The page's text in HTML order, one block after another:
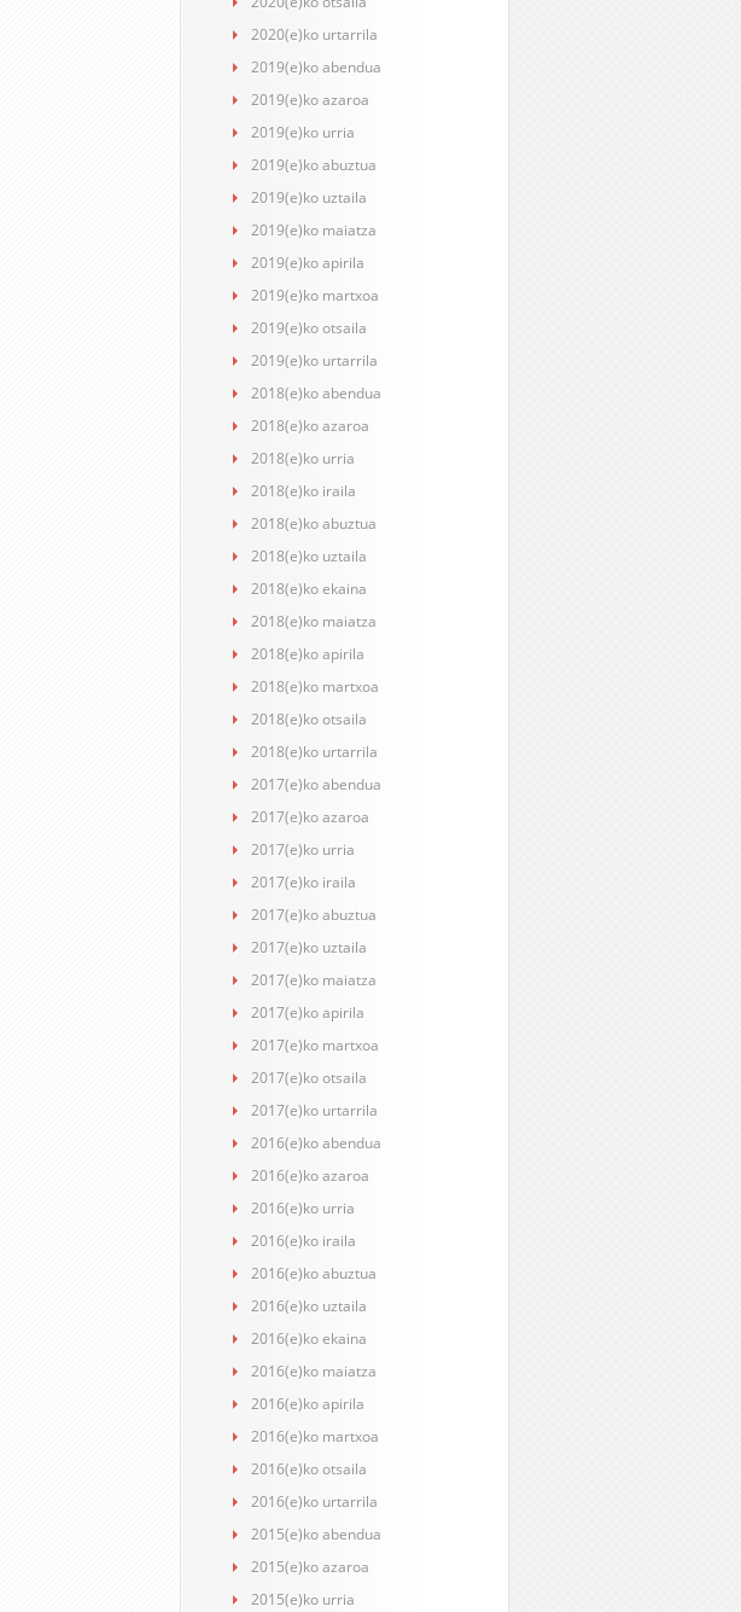
2020(e)ko urtarrila
2019(e)ko abendua
2019(e)ko azaroa
2019(e)ko urria
2019(e)ko abuztua
2019(e)ko uztaila
2019(e)ko maiatza
2019(e)ko apirila
2019(e)ko martxoa
2019(e)ko otsaila
2019(e)ko urtarrila
2018(e)ko abendua
2018(e)ko azaroa
2018(e)ko urria
2018(e)ko iraila
2018(e)ko abuztua
2018(e)ko uztaila
2018(e)ko ekaina
2018(e)ko maiatza
2018(e)ko apirila
2018(e)ko martxoa
2018(e)ko otsaila
2018(e)ko urtarrila
2017(e)ko abendua
2017(e)ko azaroa
2017(e)ko urria
2017(e)ko iraila
2017(e)ko abuztua
2017(e)ko uztaila
2017(e)ko maiatza
2017(e)ko apirila
2017(e)ko martxoa
2017(e)ko otsaila
2017(e)ko urtarrila
2016(e)ko abendua
2016(e)ko azaroa
2016(e)ko urria
2016(e)ko iraila
2016(e)ko abuztua
2016(e)ko uztaila
2016(e)ko ekaina
2016(e)ko maiatza
2016(e)ko apirila
2016(e)ko martxoa
2016(e)ko otsaila
2016(e)ko urtarrila
2015(e)ko abendua
2015(e)ko azaroa
2015(e)ko urria